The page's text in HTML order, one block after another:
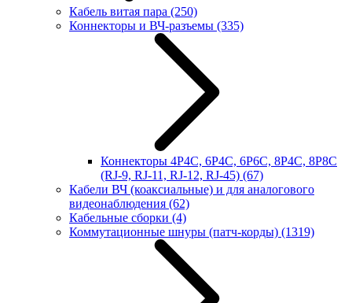
Кабель витая пара (250)
Коннекторы и ВЧ-разъемы (335)
Коннекторы 4P4C, 6P4C, 6P6C, 8P4C, 8P8C
(RJ-9, RJ-11, RJ-12, RJ-45) (67)
Кабели ВЧ (коаксиальные) и для аналогового
видеонаблюдения (62)
Кабельные сборки (4)
Коммутационные шнуры (патч-корды) (1319)